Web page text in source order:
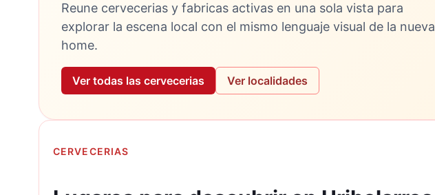
Reune cervecerias y fabricas activas en una sola vista para
explorar la escena local con el mismo lenguaje visual de la nueva
home.
Ver todas las cervecerias Ver localidades
CERVECERIAS